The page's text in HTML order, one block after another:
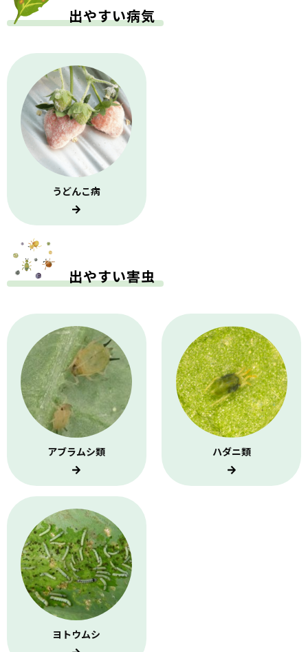
出やすい病気
うどんこ病
出やすい害虫
アブラムシ類 ハダニ類
ヨトウムシ